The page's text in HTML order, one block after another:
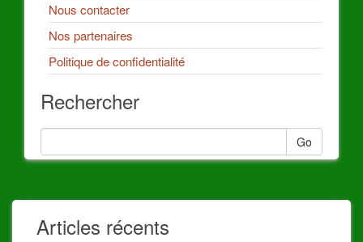
Nous contacter
Nos partenaires
Politique de confidentialité
Rechercher
Go
Articles récents